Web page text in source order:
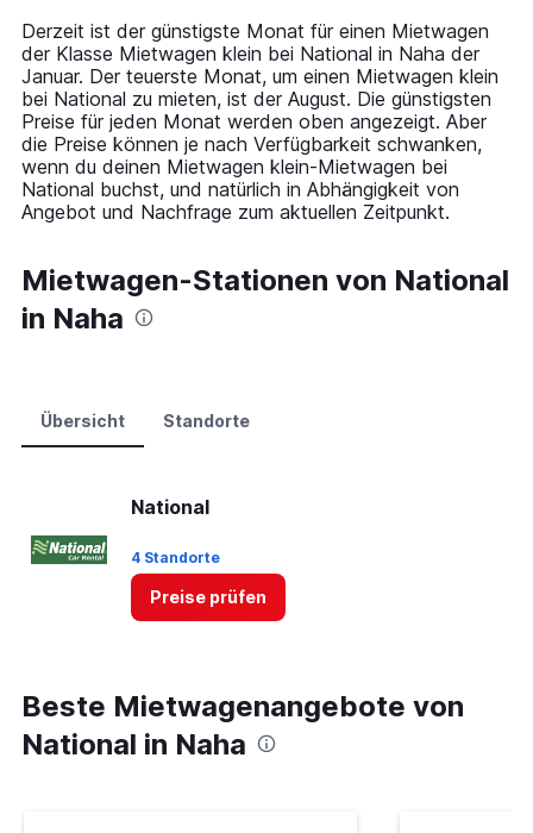
14
categories.
The
chart
has
1
Y
axis
displaying
values.
0
to
90.
Derzeit ist der günstigste Monat für einen Mietwagen
der Klasse Mietwagen klein bei National in Naha der
Januar. Der teuerste Monat, um einen Mietwagen klein
bei National zu mieten, ist der August. Die günstigsten
Preise für jeden Monat werden oben angezeigt. Aber
die Preise können je nach Verfügbarkeit schwanken,
wenn du deinen Mietwagen klein-Mietwagen bei
National buchst, und natürlich in Abhängigkeit von
Angebot und Nachfrage zum aktuellen Zeitpunkt.
Mietwagen-Stationen von National
in Naha
Übersicht Standorte
National
4 Standorte
Preise prüfen
Beste Mietwagenangebote von
National in Naha